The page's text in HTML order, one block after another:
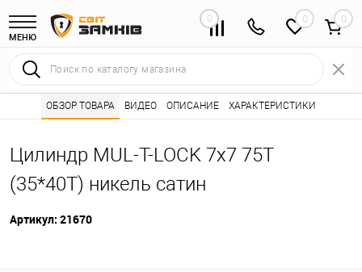
МЕНЮ
0 0
Интернет магазин замков Каталог товаров ⭐ • Сердцевины
Цилиндр MUL-T-LOCK 7x7 75T
(35*40T) никель сатин
Артикул: 21670
ОБЗОР ТОВАРА ВИДЕО ОПИСАНИЕ ХАРАКТЕРИСТИКИ